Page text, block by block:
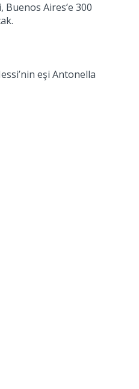
Aires’e 300
eşi Antonella